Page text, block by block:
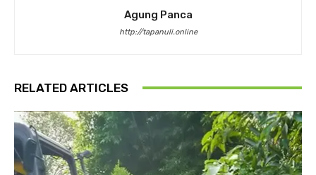
Agung Panca
http://tapanuli.online
RELATED ARTICLES